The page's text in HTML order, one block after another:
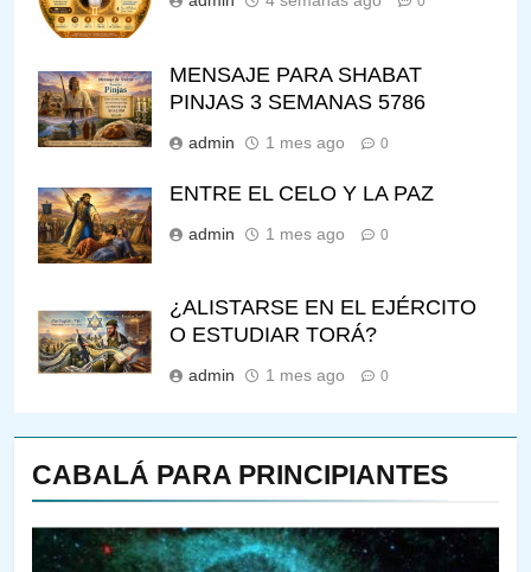
CABALÁ PARA PRINCIPIANTES
MENSAJE PARA SHABAT
PINJAS 3 SEMANAS 5786
admin 1 mes ago 0
ENTRE EL CELO Y LA PAZ
admin 1 mes ago 0
¿ALISTARSE EN EL EJÉRCITO
O ESTUDIAR TORÁ?
admin 1 mes ago 0